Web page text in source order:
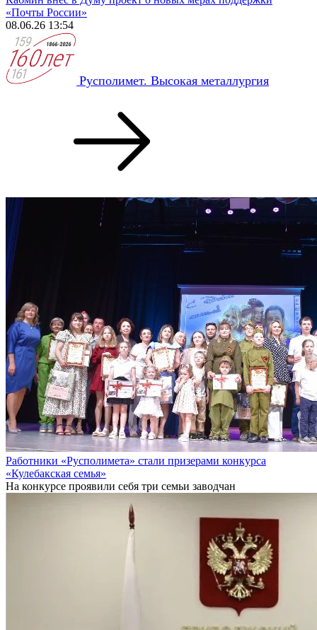
«Почты России»
08.06.26 13:54
Русполимет. Высокая металлургия
Работники «Русполимета» стали призерами конкурса
«Кулебакская семья»
На конкурсе проявили себя три семьи заводчан